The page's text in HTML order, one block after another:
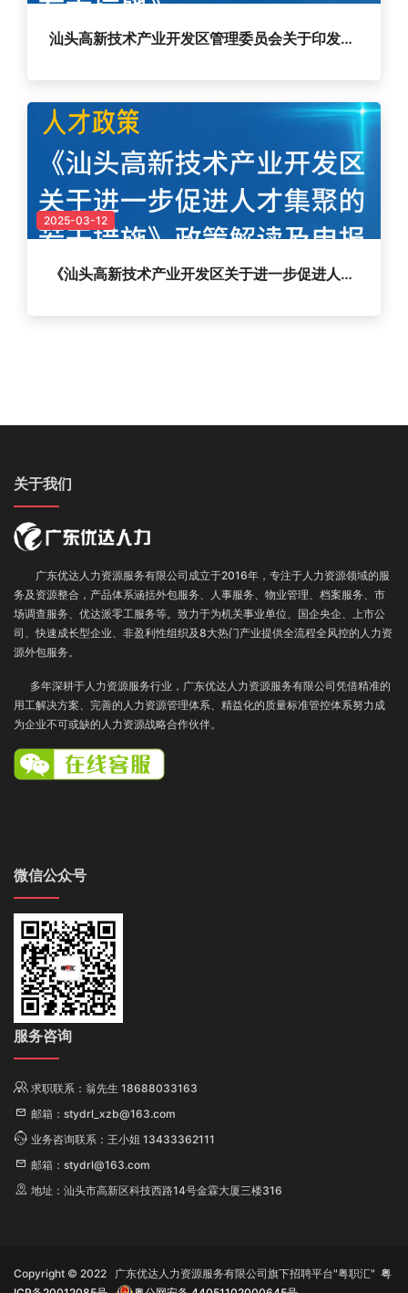
汕头高新技术产业开发区管理委员会关于印发《汕头高新技术产业开发区关于进一步促进人才集聚的若干措施》的通知
2025-03-12
《汕头高新技术产业开发区关于进一步促进人才集聚的若干措施》政策解读
关于我们
广东优达人力资源服务有限公司成立于2016年，专注于人力资源领域的服
务及资源整合，产品体系涵括外包服务
人事服务、 物业管理、 档案服务
市
场调查服务 、优达派零工服务等。致力于为机关事业单位、国企央企、上市公
司、快速成长型企业、非盈利性组织及8大热门产业提供全流程全风控的人力资
源外包服务。
多年深耕于人力资源服务行业，广东优达人力资源服务有限公司凭借精准的
用工解决方案、完善的人力资源管理体系、精益化的质量标准管控体系努力成
为企业不可或缺的人力资源战略合作伙伴。
微信公众号
服务咨询
求职联系：翁先生 18688033163
邮箱：stydrl_xzb@163.com
业务咨询联系：王小姐 13433362111
邮箱：stydrl@163.com
地址：汕头市高新区科技西路14号金霖大厦三楼316
Copyright © 2022 广东优达人力资源服务有限公司旗下招聘平台"粤职汇" 粤